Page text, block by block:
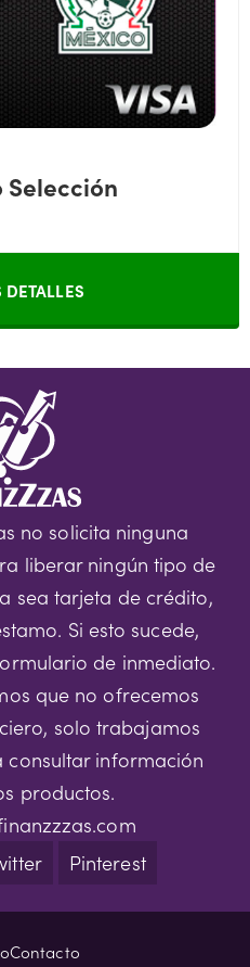
no solicita ninguna
liberar ningún tipo de
sea tarjeta de crédito,
Si esto sucede,
de inmediato.
que no ofrecemos
solo trabajamos
información
productos.
Pinterest
Contacto